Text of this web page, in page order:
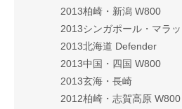
2013柏崎・新潟 W800
2013シンガポール・マラッ
2013北海道 Defender
2013中国・四国 W800
2013玄海・長崎
2012柏崎・志賀高原 W800